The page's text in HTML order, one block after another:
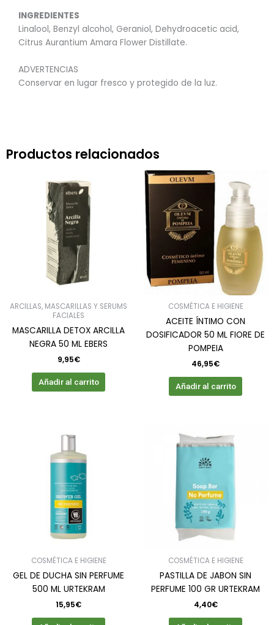
INGREDIENTES
Linalool, Benzyl alcohol, Geraniol, Dehydroacetic acid,
Citrus Aurantium Amara Flower Distillate.
ADVERTENCIAS
Conservar en lugar fresco y protegido de la luz.
Productos relacionados
ARCILLAS, MASCARILLAS Y SERUMS
FACIALES
MASCARILLA DETOX ARCILLA
NEGRA 50 ML EBERS
9,95€
Añadir al carrito
COSMÉTICA E HIGIENE
ACEITE ÍNTIMO CON
DOSIFICADOR 50 ML FIORE DE
POMPEIA
46,95€
Añadir al carrito
COSMÉTICA E HIGIENE
GEL DE DUCHA SIN PERFUME
500 ML URTEKRAM
15,95€
COSMÉTICA E HIGIENE
PASTILLA DE JABON SIN
PERFUME 100 GR URTEKRAM
4,40€